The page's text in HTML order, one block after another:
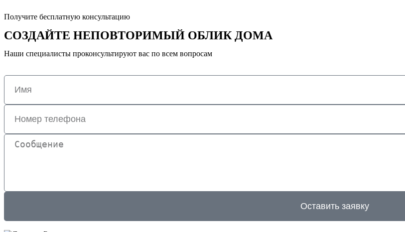
Получите бесплатную консультацию
СОЗДАЙТЕ НЕПОВТОРИМЫЙ ОБЛИК ДОМА
Наши специалисты проконсультируют вас по всем вопросам
Оставить заявку